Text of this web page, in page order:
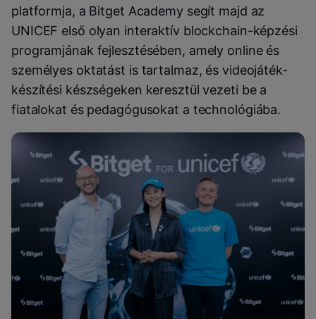
platformja, a Bitget Academy segít majd az
UNICEF első olyan interaktív blockchain-képzési
programjának fejlesztésében, amely online és
személyes oktatást is tartalmaz, és videojáték-
készítési készségeken keresztül vezeti be a
fiatalokat és pedagógusokat a technológiába.